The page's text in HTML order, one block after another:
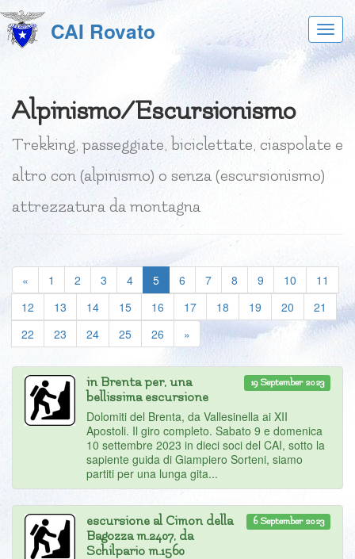
al
menu
CAI Rovato
Alpinismo/Escursionismo
Trekking, passeggiate, biciclettate, ciaspolate e
altro con (alpinismo) o senza (escursionismo)
attrezzatura da montagna
« 1 2 3 4 5(current)
6 7 8 9 10
11
12
13 14 15 16 17 18 19 20
21
22
23 24 25 26 »
19 September 2023
in Brenta per, una
bellissima escursione
Dolomiti del Brenta, da Vallesinella ai XII
Apostoli. Il giro completo. Sabato 9 e domenica
10 settembre 2023 in dieci soci del CAI, sotto la
sapiente guida di Giampiero Sorteni, siamo
partiti per una lunga gita...
6 September 2023
escursione al Cimon della
Bagozza m.2407, da
Schilpario m.1560